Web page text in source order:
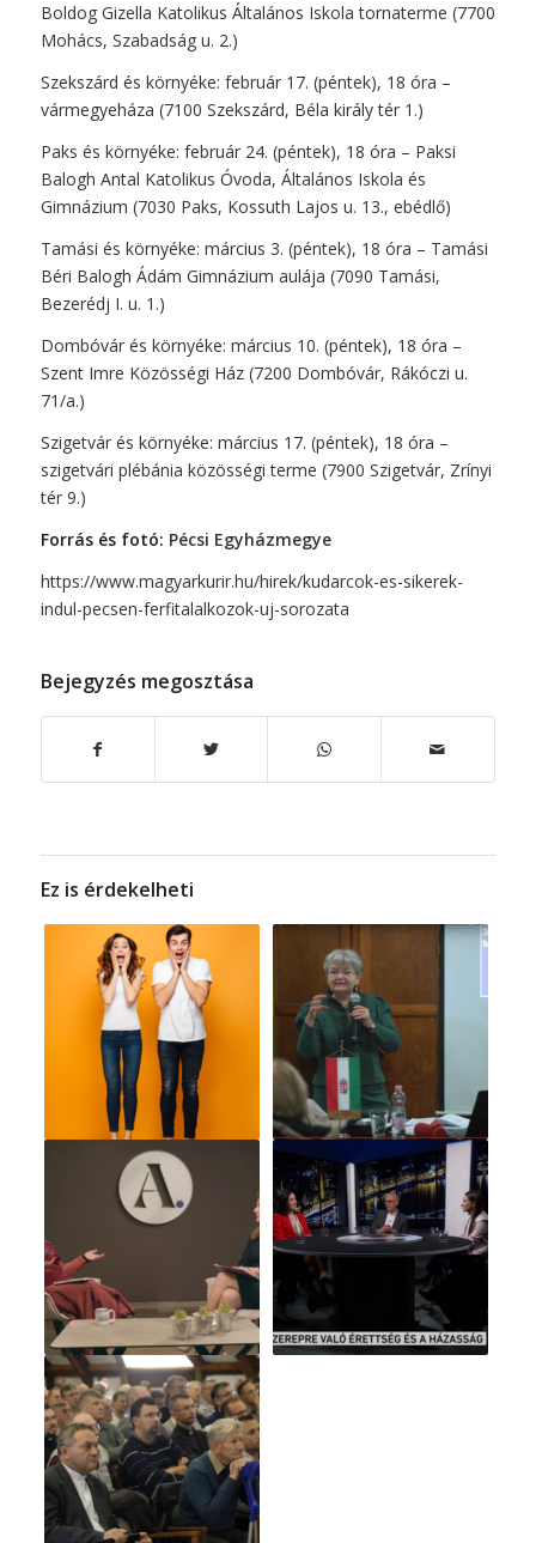
Boldog Gizella Katolikus Általános Iskola tornaterme (7700
Mohács, Szabadság u. 2.)
Szekszárd és környéke: február 17. (péntek), 18 óra –
vármegyeháza (7100 Szekszárd, Béla király tér 1.)
Paks és környéke: február 24. (péntek), 18 óra – Paksi
Balogh Antal Katolikus Óvoda, Általános Iskola és
Gimnázium (7030 Paks, Kossuth Lajos u. 13., ebédlő)
Tamási és környéke: március 3. (péntek), 18 óra – Tamási
Béri Balogh Ádám Gimnázium aulája (7090 Tamási,
Bezerédj I. u. 1.)
Dombóvár és környéke: március 10. (péntek), 18 óra –
Szent Imre Közösségi Ház (7200 Dombóvár, Rákóczi u.
71/a.)
Szigetvár és környéke: március 17. (péntek), 18 óra –
szigetvári plébánia közösségi terme (7900 Szigetvár, Zrínyi
tér 9.)
Forrás és fotó: Pécsi Egyházmegye
https://www.magyarkurir.hu/hirek/kudarcok-es-sikerek-
indul-pecsen-ferfitalalkozok-uj-sorozata
Bejegyzés megosztása
Ez is érdekelheti